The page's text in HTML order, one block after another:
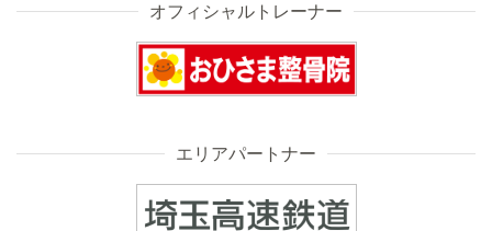
オフィシャルトレーナー
エリアパートナー